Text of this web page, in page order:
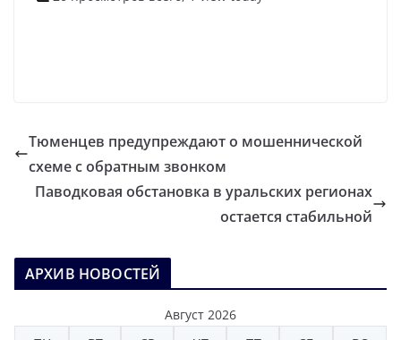
Тюменцев предупреждают о мошеннической
схеме с обратным звонком
Паводковая обстановка в уральских регионах
остается стабильной
АРХИВ НОВОСТЕЙ
Август 2026